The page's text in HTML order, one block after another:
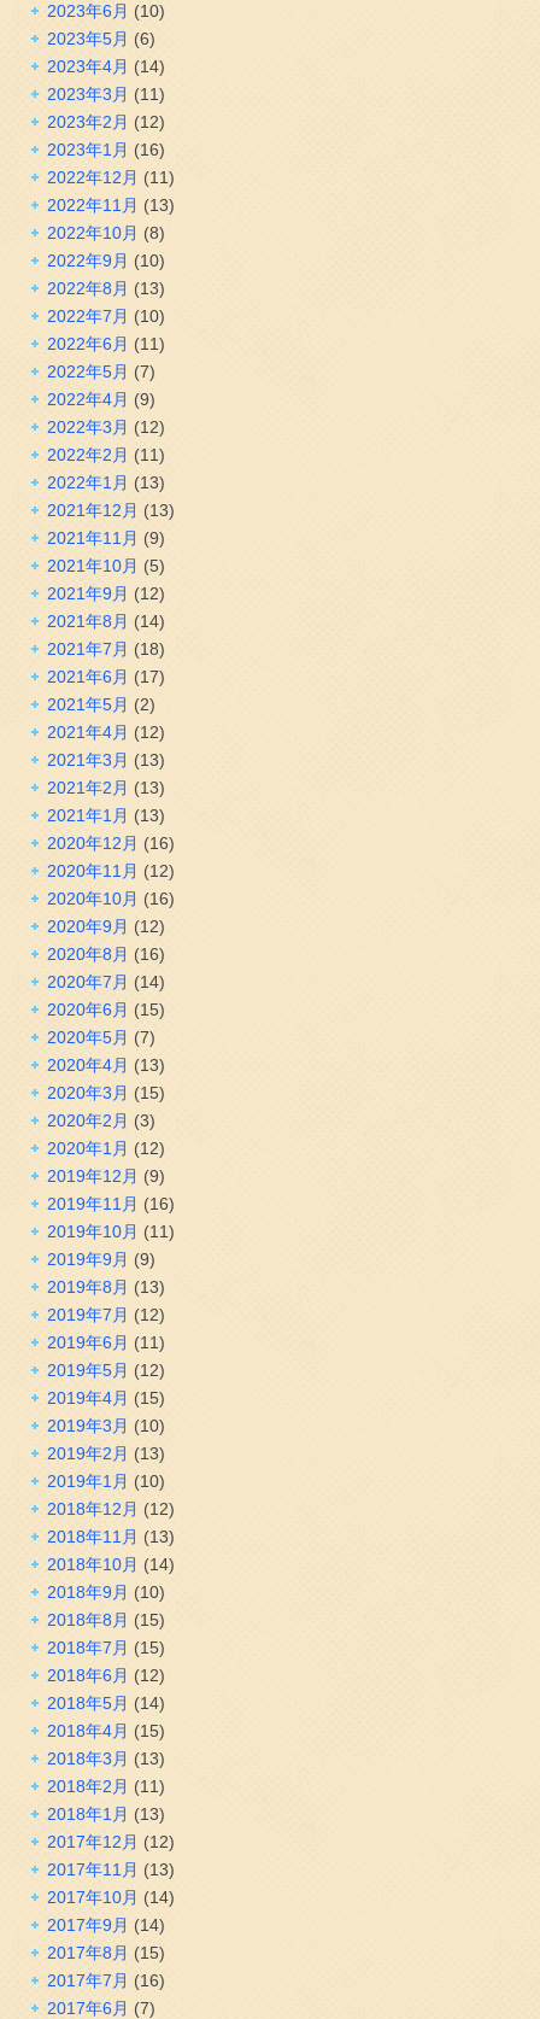
2023年6月 (10)
2023年5月 (6)
2023年4月 (14)
2023年3月 (11)
2023年2月 (12)
2023年1月 (16)
2022年12月 (11)
2022年11月 (13)
2022年10月 (8)
2022年9月 (10)
2022年8月 (13)
2022年7月 (10)
2022年6月 (11)
2022年5月 (7)
2022年4月 (9)
2022年3月 (12)
2022年2月 (11)
2022年1月 (13)
2021年12月 (13)
2021年11月 (9)
2021年10月 (5)
2021年9月 (12)
2021年8月 (14)
2021年7月 (18)
2021年6月 (17)
2021年5月 (2)
2021年4月 (12)
2021年3月 (13)
2021年2月 (13)
2021年1月 (13)
2020年12月 (16)
2020年11月 (12)
2020年10月 (16)
2020年9月 (12)
2020年8月 (16)
2020年7月 (14)
2020年6月 (15)
2020年5月 (7)
2020年4月 (13)
2020年3月 (15)
2020年2月 (3)
2020年1月 (12)
2019年12月 (9)
2019年11月 (16)
2019年10月 (11)
2019年9月 (9)
2019年8月 (13)
2019年7月 (12)
2019年6月 (11)
2019年5月 (12)
2019年4月 (15)
2019年3月 (10)
2019年2月 (13)
2019年1月 (10)
2018年12月 (12)
2018年11月 (13)
2018年10月 (14)
2018年9月 (10)
2018年8月 (15)
2018年7月 (15)
2018年6月 (12)
2018年5月 (14)
2018年4月 (15)
2018年3月 (13)
2018年2月 (11)
2018年1月 (13)
2017年12月 (12)
2017年11月 (13)
2017年10月 (14)
2017年9月 (14)
2017年8月 (15)
2017年7月 (16)
2017年6月 (7)